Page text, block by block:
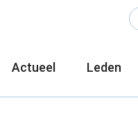
Actueel Leden